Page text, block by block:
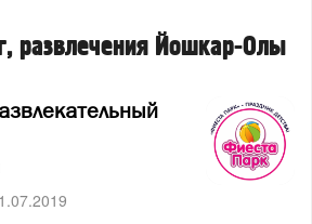
развлечения Йошкар-Олы